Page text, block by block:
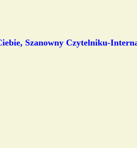
Szanowny Czytelniku-